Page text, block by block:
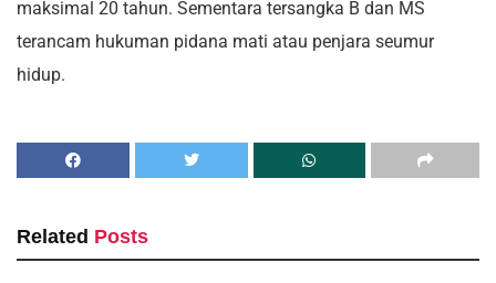
maksimal 20 tahun. Sementara tersangka B dan MS
terancam hukuman pidana mati atau penjara seumur
hidup.
Related Posts